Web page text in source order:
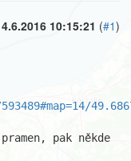
10:15:21 (#1)
pak někde